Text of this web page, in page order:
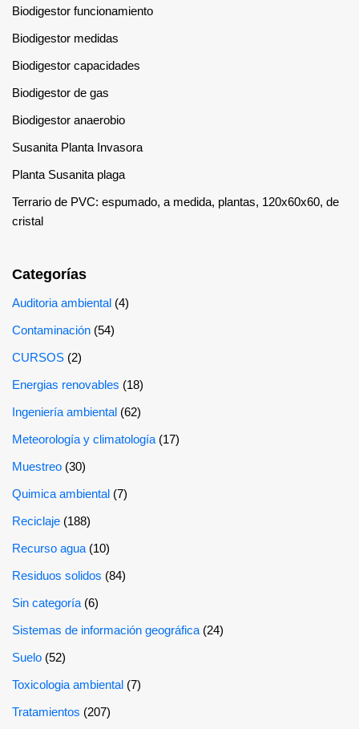
Biodigestor funcionamiento
Biodigestor medidas
Biodigestor capacidades
Biodigestor de gas
Biodigestor anaerobio
Susanita Planta Invasora
Planta Susanita plaga
Terrario de PVC: espumado, a medida, plantas, 120x60x60, de
cristal
Categorías
Auditoria ambiental (4)
Contaminación (54)
CURSOS (2)
Energias renovables (18)
Ingeniería ambiental (62)
Meteorología y climatología (17)
Muestreo (30)
Quimica ambiental (7)
Reciclaje (188)
Recurso agua (10)
Residuos solidos (84)
Sin categoría (6)
Sistemas de información geográfica (24)
Suelo (52)
Toxicologia ambiental (7)
Tratamientos (207)